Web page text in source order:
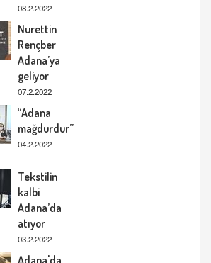
08.2.2022
Nurettin
Rençber
Adana’ya
geliyor
07.2.2022
“Adana
mağdurdur”
04.2.2022
Tekstilin
kalbi
Adana’da
atıyor
03.2.2022
Adana'da